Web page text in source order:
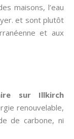
maisons, l’eau
et sont plutôt
et aux
sur Illkirch
renouvelable,
de carbone, ni